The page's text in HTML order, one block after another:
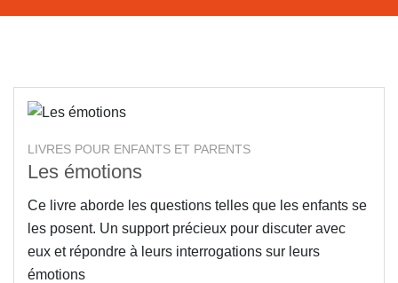
LIVRES POUR ENFANTS ET PARENTS
Les émotions
Ce livre aborde les questions telles que les enfants se
les posent. Un support précieux pour discuter avec
eux et répondre à leurs interrogations sur leurs
émotions